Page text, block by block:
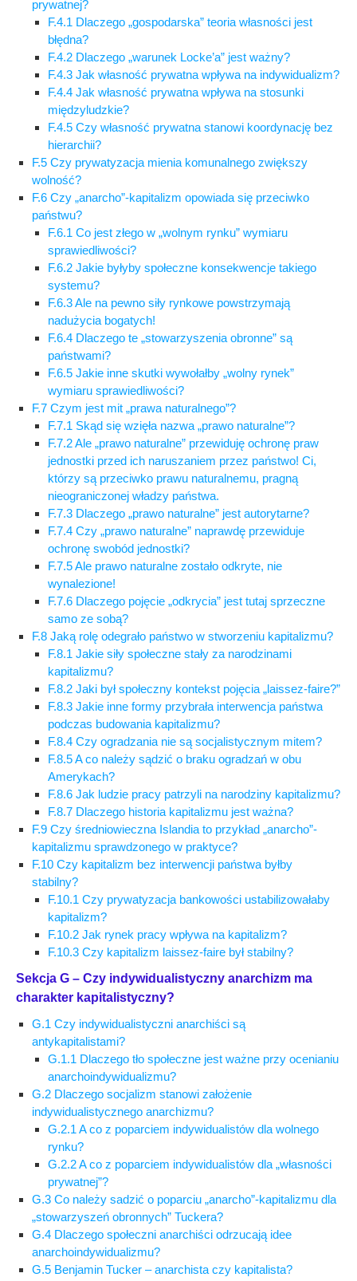
prywatnej?
F.4.1 Dlaczego „gospodarska” teoria własności jest
błędna?
F.4.2 Dlaczego „warunek Locke’a” jest ważny?
F.4.3 Jak własność prywatna wpływa na indywidualizm?
F.4.4 Jak własność prywatna wpływa na stosunki
międzyludzkie?
F.4.5 Czy własność prywatna stanowi koordynację bez
hierarchii?
F.5 Czy prywatyzacja mienia komunalnego zwiększy
wolność?
F.6 Czy „anarcho”-kapitalizm opowiada się przeciwko
państwu?
F.6.1 Co jest złego w „wolnym rynku” wymiaru
sprawiedliwości?
F.6.2 Jakie byłyby społeczne konsekwencje takiego
systemu?
F.6.3 Ale na pewno siły rynkowe powstrzymają
nadużycia bogatych!
F.6.4 Dlaczego te „stowarzyszenia obronne” są
państwami?
F.6.5 Jakie inne skutki wywołałby „wolny rynek”
wymiaru sprawiedliwości?
F.7 Czym jest mit „prawa naturalnego”?
F.7.1 Skąd się wzięła nazwa „prawo naturalne”?
F.7.2 Ale „prawo naturalne” przewiduję ochronę praw
jednostki przed ich naruszaniem przez państwo! Ci,
którzy są przeciwko prawu naturalnemu, pragną
nieograniczonej władzy państwa.
F.7.3 Dlaczego „prawo naturalne” jest autorytarne?
F.7.4 Czy „prawo naturalne” naprawdę przewiduje
ochronę swobód jednostki?
F.7.5 Ale prawo naturalne zostało odkryte, nie
wynalezione!
F.7.6 Dlaczego pojęcie „odkrycia” jest tutaj sprzeczne
samo ze sobą?
F.8 Jaką rolę odegrało państwo w stworzeniu kapitalizmu?
F.8.1 Jakie siły społeczne stały za narodzinami
kapitalizmu?
F.8.2 Jaki był społeczny kontekst pojęcia „laissez-faire?”
F.8.3 Jakie inne formy przybrała interwencja państwa
podczas budowania kapitalizmu?
F.8.4 Czy ogradzania nie są socjalistycznym mitem?
F.8.5 A co należy sądzić o braku ogradzań w obu
Amerykach?
F.8.6 Jak ludzie pracy patrzyli na narodziny kapitalizmu?
F.8.7 Dlaczego historia kapitalizmu jest ważna?
F.9 Czy średniowieczna Islandia to przykład „anarcho”-
kapitalizmu sprawdzonego w praktyce?
F.10 Czy kapitalizm bez interwencji państwa byłby
stabilny?
F.10.1 Czy prywatyzacja bankowości ustabilizowałaby
kapitalizm?
F.10.2 Jak rynek pracy wpływa na kapitalizm?
F.10.3 Czy kapitalizm laissez-faire był stabilny?
Sekcja G – Czy indywidualistyczny anarchizm ma
charakter kapitalistyczny?
G.1 Czy indywidualistyczni anarchiści są
antykapitalistami?
G.1.1 Dlaczego tło społeczne jest ważne przy ocenianiu
anarchoindywidualizmu?
G.2 Dlaczego socjalizm stanowi założenie
indywidualistycznego anarchizmu?
G.2.1 A co z poparciem indywidualistów dla wolnego
rynku?
G.2.2 A co z poparciem indywidualistów dla „własności
prywatnej”?
G.3 Co należy sadzić o poparciu „anarcho”-kapitalizmu dla
„stowarzyszeń obronnych” Tuckera?
G.4 Dlaczego społeczni anarchiści odrzucają idee
anarchoindywidualizmu?
G.5 Benjamin Tucker – anarchista czy kapitalista?